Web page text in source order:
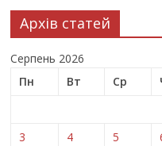
Архів статей
Серпень 2026
Пн
Вт Ср
3
4 5